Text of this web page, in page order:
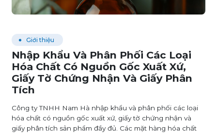
Giới thiệu
Nhập Khẩu Và Phân Phối Các Loại
Hóa Chất Có Nguồn Gốc Xuất Xứ,
Giấy Tờ Chứng Nhận Và Giấy Phân
Tích
Công ty TNHH Nam Hà nhập khẩu và phân phối các loại
hóa chất có nguồn gốc xuất xứ, giấy tờ chứng nhận và
giấy phân tích sản phẩm đầy đủ. Các mặt hàng hóa chất